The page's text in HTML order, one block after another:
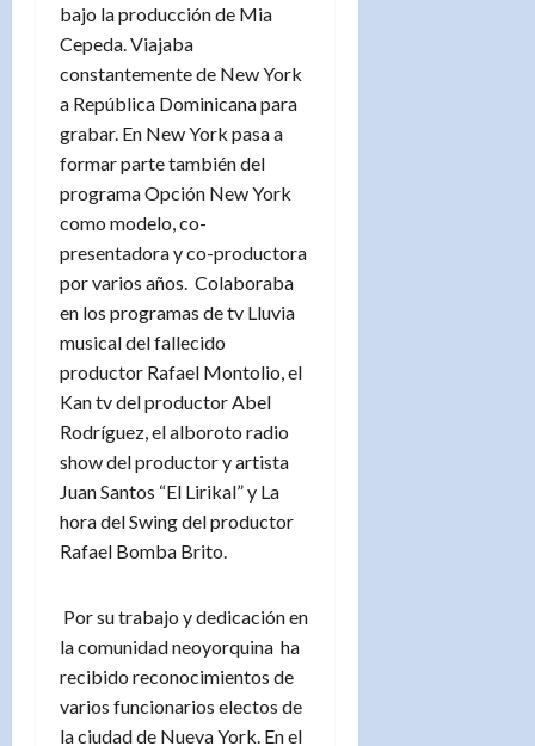
bajo la producción de Mia
Cepeda. Viajaba
constantemente de New York
a República Dominicana para
grabar. En New York pasa a
formar parte también del
programa Opción New York
como modelo, co-
presentadora y co-productora
por varios años. Colaboraba
en los programas de tv Lluvia
musical del fallecido
productor Rafael Montolio, el
Kan tv del productor Abel
Rodríguez, el alboroto radio
show del productor y artista
Juan Santos “El Lirikal” y La
hora del Swing del productor
Rafael Bomba Brito.
Por su trabajo y dedicación en
la comunidad neoyorquina ha
recibido reconocimientos de
varios funcionarios electos de
la ciudad de Nueva York. En el